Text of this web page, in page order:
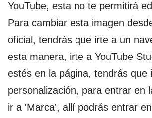
YouTube, esta no te permitirá
Para cambiar esta imagen
oficial, tendrás que irte a un
esta manera, irte a YouTube
estés en la página, tendrás que
personalización, para entrar en
ir a 'Marca', allí podrás entrar en